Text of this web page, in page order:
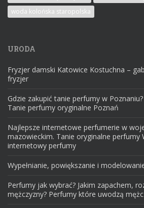
woda kolońska staropolska
URODA
Fryzjer damski Katowice Kostuchna –
fryzjer
Gdzie zakupić tanie perfumy w
Tanie perfumy oryginalne Poznań
Najlepsze internetowe perfumerie w
mazowieckim. Tanie oryginalne perfumy
internetowy perfumy
Wypełnianie, powiększanie i
Perfumy jak wybrać? Jakim zapachem,
mężczyzny? Perfumy które uwodzą